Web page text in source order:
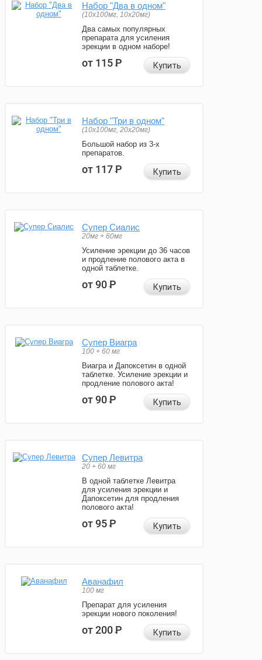
Набор "Два в одном"
(10x100мг, 10x20мг)
Два самых популярных
препарата для усиления
эрекции в одном наборе!
от 115Р Купить
Набор "Три в одном"
(10x100мг, 20x20мг)
Большой набор из 3-х
препаратов.
от 117Р Купить
Супер Сиалис
20мг + 60мг
Усиление эрекции до 36 часов
и продление полового акта в
одной таблетке.
от 90Р Купить
Супер Виагра
100 + 60 мг
Виагра и Дапоксетин в одной
таблетке. Усиление эрекции и
продление полового акта!
от 90Р Купить
Супер Левитра
20 + 60 мг
В одной таблетке Левитра
для усиления эрекции и
Дапоксетин для продления
полового акта!
от 95Р Купить
Аванафил
100 мг
Препарат для усиления
эрекции нового поколения!
от 200Р Купить